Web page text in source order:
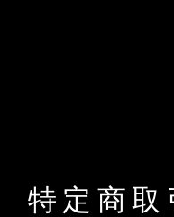
特定商